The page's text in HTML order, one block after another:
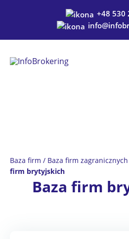
+48 530
Baza firm / Baza firm
firm brytyjskich
Baza firm